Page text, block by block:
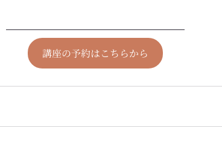
講座の予約はこちらから